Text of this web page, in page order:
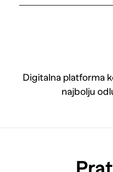
Digitalna platforma
najbolju